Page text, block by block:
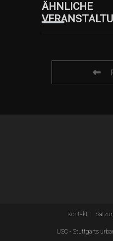
ÄHNLICHE
Kontakt
USC - Stuttgarts